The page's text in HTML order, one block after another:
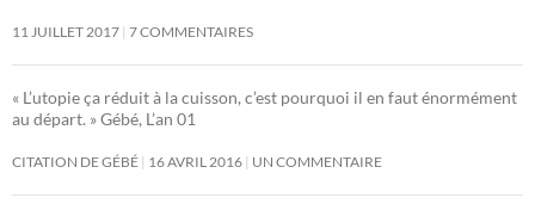
11 JUILLET 2017 7 COMMENTAIRES
« L’utopie ça réduit à la cuisson, c’est pourquoi il en faut énormément
au départ. » Gébé, L’an 01
CITATION DE GÉBÉ 16 AVRIL 2016 UN COMMENTAIRE